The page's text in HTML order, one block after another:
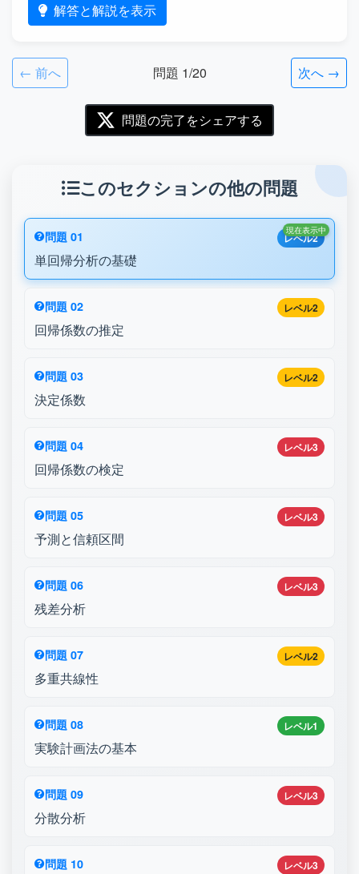
解答と解説を表示
← 前へ 問題 1/20 次へ →
問題の完了をシェアする
このセクションの他の問題
レベル2
問題 01
単回帰分析の基礎
現在表示中
レベル2
問題 02
回帰係数の推定
レベル2
問題 03
決定係数
レベル3
問題 04
回帰係数の検定
レベル3
問題 05
予測と信頼区間
レベル3
問題 06
残差分析
レベル2
問題 07
多重共線性
レベル1
問題 08
実験計画法の基本
レベル3
問題 09
分散分析
レベル3
問題 10